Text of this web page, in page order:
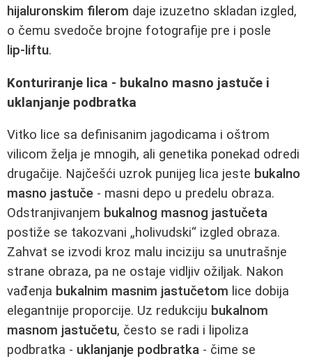
hijaluronskim filerom daje izuzetno skladan izgled,
o čemu svedoče brojne fotografije pre i posle
lip‑liftu.
Konturiranje lica - bukalno masno jastuče i
uklanjanje podbratka
Vitko lice sa definisanim jagodicama i oštrom
vilicom želja je mnogih, ali genetika ponekad odredi
drugačije. Najčešći uzrok punijeg lica jeste bukalno
masno jastuče - masni depo u predelu obraza.
Odstranjivanjem bukalnog masnog jastučeta
postiže se takozvani „holivudski“ izgled obraza.
Zahvat se izvodi kroz malu inciziju sa unutrašnje
strane obraza, pa ne ostaje vidljiv ožiljak. Nakon
vađenja bukalnim masnim jastučetom lice dobija
elegantnije proporcije. Uz redukciju bukalnom
masnom jastučetu, često se radi i lipoliza
podbratka - uklanjanje podbratka - čime se